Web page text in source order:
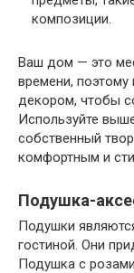
композиции.
Ваш дом — это
времени, поэтому
декором, чтобы
Используйте
собственный
комфортным и
Подушка-
Подушки
гостиной. Они
Подушка с